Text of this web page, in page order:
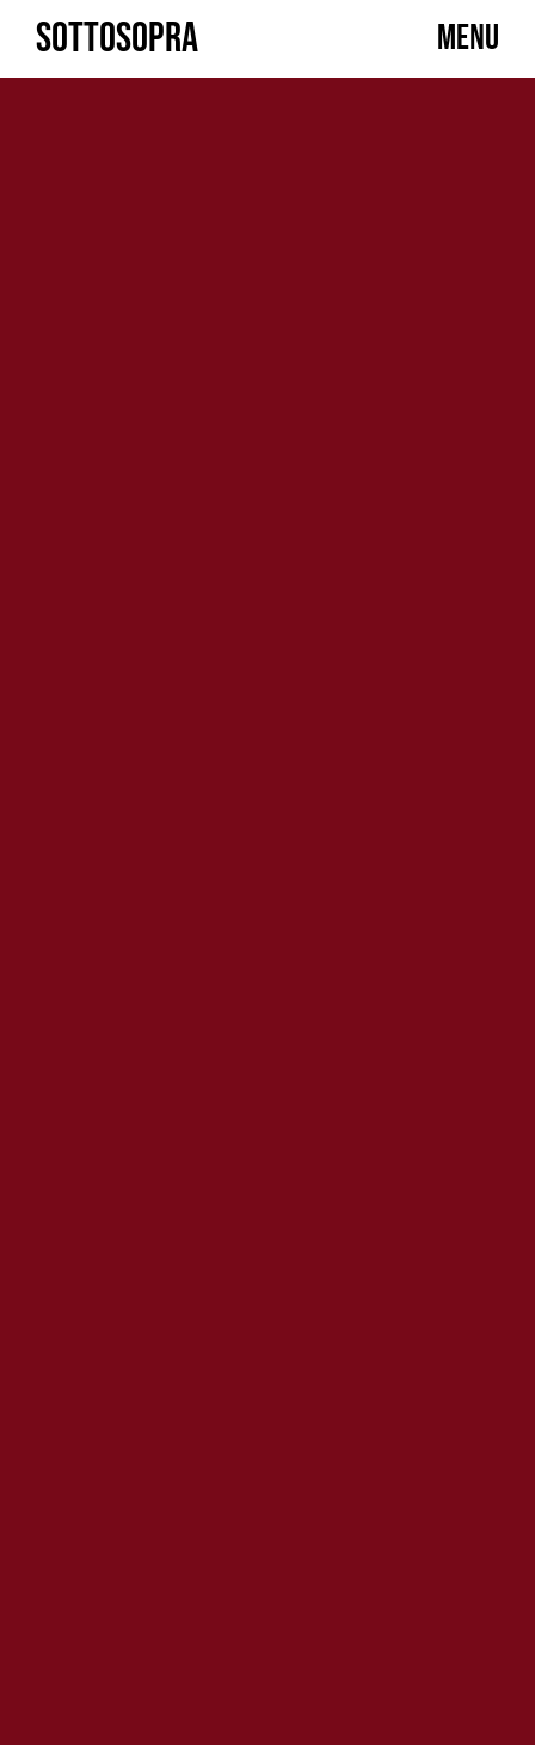
Skip
content
SOTTOSOPRA MENU